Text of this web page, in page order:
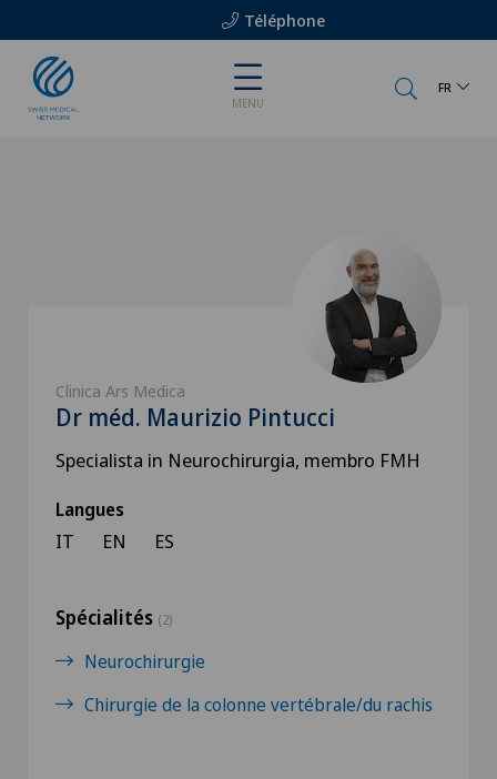
Téléphone
MENU
FR
Clinica Ars Medica
Dr méd. Maurizio Pintucci
Specialista in Neurochirurgia, membro FMH
Langues
IT EN ES
Spécialités (2)
Neurochirurgie
Chirurgie de la colonne vertébrale/du rachis